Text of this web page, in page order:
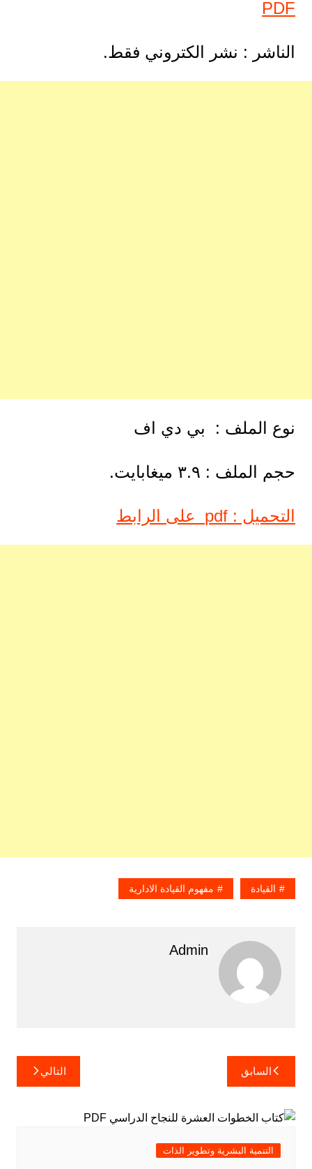
PDF
الناشر : نشر الكتروني فقط.
نوع الملف : بي دي اف
حجم الملف : ٣.٩ ميغابايت.
التحميل : pdf على الرابط
القيادة مفهوم القيادة الادارية
Admin
تصفّح
المقالات
السابق التالي
التنمية البشرية وتطوير الذات